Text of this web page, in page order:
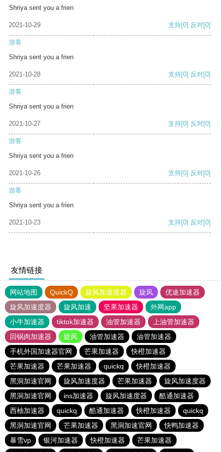
Shriya sent you a frien
2021-10-29 支持[0] 反对[0]
游客
Shriya sent you a frien
2021-10-28 支持[0] 反对[0]
游客
Shriya sent you a frien
2021-10-27 支持[0] 反对[0]
游客
Shriya sent you a frien
2021-10-26 支持[0] 反对[0]
游客
Shriya sent you a frien
2021-10-23 支持[0] 反对[0]
友情链接
网站地图 QuickQ 旋风加速度器 旋风
优途加速器
旋风加速度器
旋风加速 坚果加速器
外网app
小牛加速器
tiktok加速器 油管加速器
上油管加速器
回锅肉加速器
旋风 油管加速器
油管加速器
手机外国加速器官网
芒果加速器
快橙加速器
芒果加速器
芒果加速器 quickq
快橙加速器
黑洞加速官网
旋风加速度器 芒果加速器
旋风加速度器
黑洞加速官网
ins加速器 旋风加速度器
酷通加速器
西柚加速器
quickq 酷通加速器 快橙加速器
quickq
黑洞加速官网
芒果加速器 黑洞加速官网
快鸭加速器
暴雪vp
银河加速器 快橙加速器
芒果加速器